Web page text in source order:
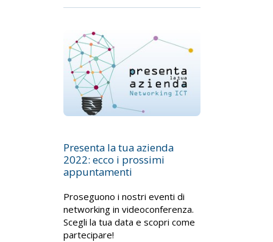
Presenta la tua azienda
2022: ecco i prossimi
appuntamenti
Proseguono i nostri eventi di
networking in videoconferenza.
Scegli la tua data e scopri come
partecipare!